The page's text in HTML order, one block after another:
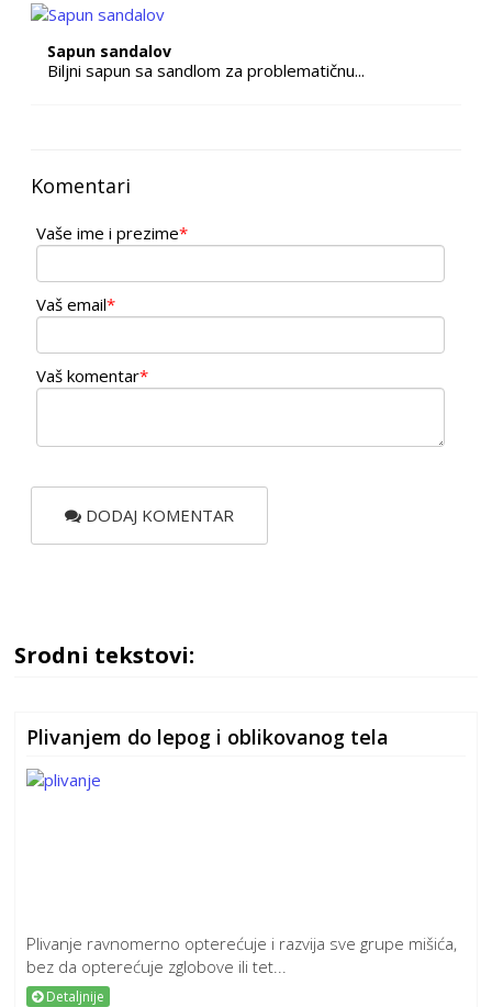
Sapun sandalov
Biljni sapun sa sandlom za problematičnu...
Komentari
Vaše ime i prezime*
Vaš email*
Vaš komentar*
DODAJ KOMENTAR
Srodni tekstovi:
Plivanjem do lepog i oblikovanog tela
Plivanje ravnomerno opterećuje i razvija sve grupe mišića,
bez da opterećuje zglobove ili tet...
Detaljnije